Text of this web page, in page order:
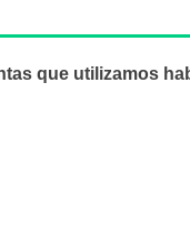
que utilizamos